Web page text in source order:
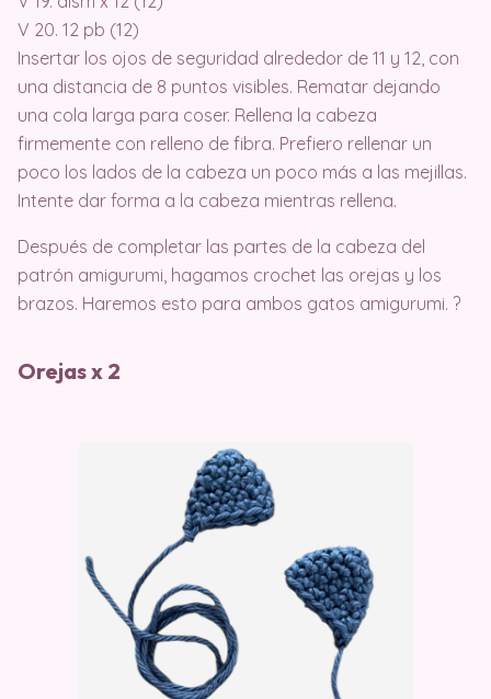
V 20. 12 pb (12)
Insertar los ojos de seguridad alrededor de 11 y 12, con
una distancia de 8 puntos visibles. Rematar dejando
una cola larga para coser. Rellena la cabeza
firmemente con relleno de fibra. Prefiero rellenar un
poco los lados de la cabeza un poco más a las mejillas.
Intente dar forma a la cabeza mientras rellena.
Después de completar las partes de la cabeza del
patrón amigurumi, hagamos crochet las orejas y los
brazos. Haremos esto para ambos gatos amigurumi. ?
Orejas x 2